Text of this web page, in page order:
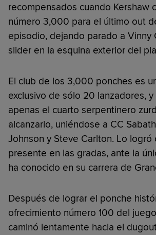
recompensados cuando Kershaw
número 3,000 para el último out
episodio, dejando parado a Vinny
slider en la esquina exterior del
El club de los 3,000 ponches es
exclusivo de sólo 20 lanzadores, y
apenas el cuarto serpentinero
alcanzarlo, uniéndose a CC
Johnson y Steve Carlton. Lo logró
presente en las gradas, ante la
ha conocido en su carrera de
Después de lograr el ponche
ofrecimiento número 100 del
caminó lentamente hacia el